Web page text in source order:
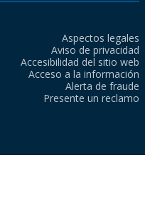
Aspectos legales
Aviso de privacidad
Accesibilidad del sitio web
Acceso a la información
Alerta de fraude
Presente un reclamo